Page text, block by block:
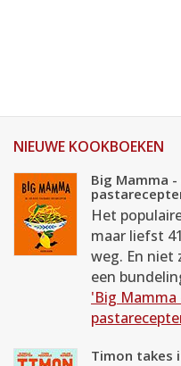
NIEUWE KOOKBOEKEN
Big Mamma
Het
maar liefst
weg. En niet
een
'Big Mamma
Timon takes